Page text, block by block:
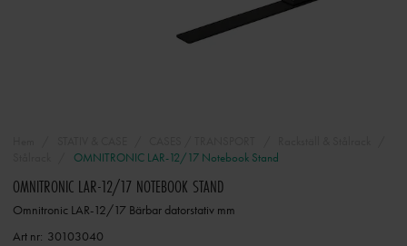
OMNITRONIC LAR-12/17 Notebook Stand
OMNITRONIC LAR-12/17 NOTEBOOK STAND
Omnitronic LAR-12/17 Bärbar datorstativ mm
Art nr: 30103040